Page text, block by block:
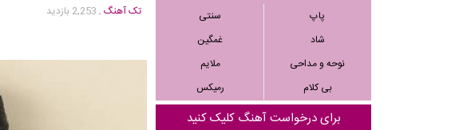
پاپ
سنتی
شاد
غمگین
نوحه و مداحی
ملایم
بی کلام
رمیکس
برای درخواست آهنگ کلیک کنید
تک آهنگ, 2,253 بازدید